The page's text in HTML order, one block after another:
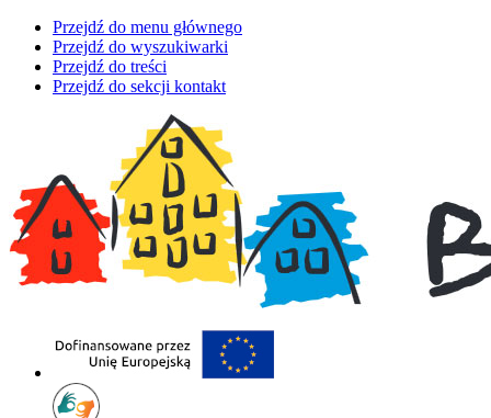
Przejdź do menu głównego
Przejdź do wyszukiwarki
Przejdź do treści
Przejdź do sekcji kontakt